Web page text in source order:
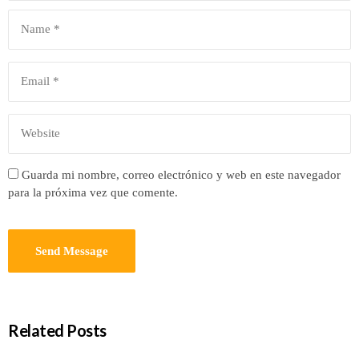
Guarda mi nombre, correo electrónico y web en este navegador
para la próxima vez que comente.
Related Posts